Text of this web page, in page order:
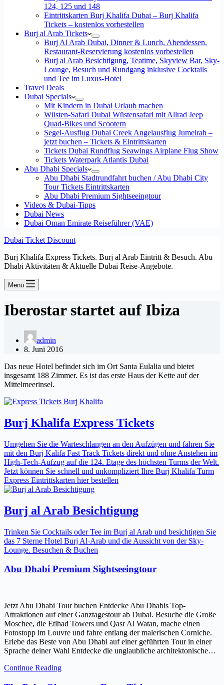
124, 125 und 148
Eintrittskarten Burj Khalifa Dubai – Burj Khalifa
Tickets – kostenlos vorbestellen
Burj al Arab Tickets
Burj Al Arab Dubai, Dinner & Lunch, Abendessen,
Restaurant-Reservierung kostenlos vorbestellen
Burj al Arab Besichtigung, Teatime, Skyview Bar, Sky-
Lounge, Besuch und Rundgang inklusive Cocktails
und Tee im Luxus-Hotel
Travel Deals
Dubai Specials
Mit Kindern in Dubai Urlaub machen
Wüsten-Safari Dubai Wüstensafari mit Allrad Jeep
Quad-Bikes und Scootern
Segel-Ausflug Dubai Creek Angelausflug Jumeirah –
jetzt buchen – Tickets & Eintrittskarten
Tickets Dubai Rundflug Seawings Airplane Flug Show
Tickets Waterpark Atlantis Dubai
Abu Dhabi Specials
Abu Dhabi Stadtrundfahrt buchen / Abu Dhabi City
Tour Tickets Eintrittskarten
Abu Dhabi Premium Sightseeingtour
Videos & Dubai-Tipps
Dubai News
Dubai Oman Emirate Reiseführer (VAE)
Dubai Ticket Discount
Burj Khalifa Express Tickets. Burj al Arab Eintritt & Besuch. Abu
Dhabi Aktivitäten & Aktuelle Dubai Reise-Angebote.
Menü
Iberostar startet auf Ibiza
admin
8. Juni 2016
Das neue Hotel befindet sich im Ort Santa Eulalia und bietet
insgesamt 188 Zimmer. Es ist das erste Haus der Kette auf der
Mittelmeerinsel.
Burj Khalifa Express Tickets
Umgehen Sie die Warteschlangen an den Aufzügen und fahren Sie
mit den Burj Kalifa Fast Track Tickets direkt und ohne Anstehen im
High-Tech-Aufzug auf die 124. Etage des höchsten Turms der Welt.
Jetzt können Sie schnell und unkompliziert Ihre Burj Khalifa Turm
Express Eintrittskarten hier bestellen
Burj al Arab Besichtigung
Trinken Sie Cocktails oder Tee im Burj al Arab und besichtigen Sie
das 7 Sterne Hotel Burj Al-Arab und die Aussicht von der Sky-
Lounge. Besuchen & Buchen
Abu Dhabi Premium Sightseeingtour
Jetzt Abu Dhabi Tour buchen Entdecke Abu Dhabis Top-
Attraktionen auf einer Ganztagestour ab Dubai. Besuche die Große
Moschee, die Etihad Towers und Qasr Al Watan, mache einen
Fotostopp im Louvre und fahre entlang der malerischen Corniche.
Erlebe das Beste von Abu Dhabi auf einer geführten Tour in einer
Sprache deiner Wahl Entdecke die unglaubliche architektonische…
Continue Reading